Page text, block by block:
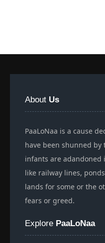
About Us
PaaLoNaa is a cause
have been shunned
infants are adandoned
like railway lines,
lands for some or the
fears or greed.
Explore PaaLoNaa